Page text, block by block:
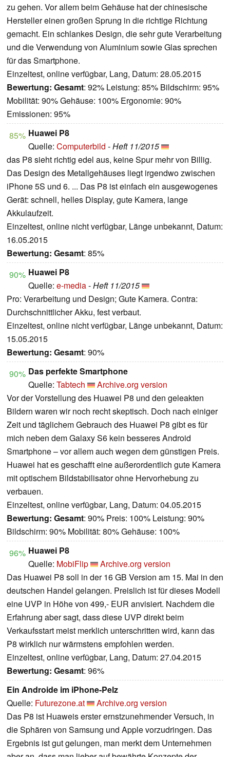
zu gehen. Vor allem beim Gehäuse hat der chinesische
Hersteller einen großen Sprung in die richtige Richtung
gemacht. Ein schlankes Design, die sehr gute Verarbeitung
und die Verwendung von Aluminium sowie Glas sprechen
für das Smartphone.
Einzeltest, online verfügbar, Lang, Datum: 28.05.2015
Bewertung: Gesamt: 92% Leistung: 85% Bildschirm: 95%
Mobilität: 90% Gehäuse: 100% Ergonomie: 90%
Emissionen: 95%
85% Huawei P8
Quelle: Computerbild -Heft 11/2015
das P8 sieht richtig edel aus, keine Spur mehr von Billig.
Das Design des Metallgehäuses liegt irgendwo zwischen
iPhone 5S und 6. ... Das P8 ist einfach ein ausgewogenes
Gerät: schnell, helles Display, gute Kamera, lange
Akkulaufzeit.
Einzeltest, online nicht verfügbar, Länge unbekannt, Datum:
16.05.2015
Bewertung: Gesamt: 85%
90% Huawei P8
Quelle: e-media-Heft 11/2015
Pro: Verarbeitung und Design; Gute Kamera. Contra:
Durchschnittlicher Akku, fest verbaut.
Einzeltest, online nicht verfügbar, Länge unbekannt, Datum:
15.05.2015
Bewertung: Gesamt: 90%
90% Das perfekte Smartphone
Quelle: Tabtech
Archive.org version
Vor der Vorstellung des Huawei P8 und den geleakten
Bildern waren wir noch recht skeptisch. Doch nach einiger
Zeit und täglichem Gebrauch des Huawei P8 gibt es für
mich neben dem Galaxy S6 kein besseres Android
Smartphone – vor allem auch wegen dem günstigen Preis.
Huawei hat es geschafft eine außerordentlich gute Kamera
mit optischem Bildstabilisator ohne Hervorhebung zu
verbauen.
Einzeltest, online verfügbar, Lang, Datum: 04.05.2015
Bewertung: Gesamt: 90% Preis: 100% Leistung: 90%
Bildschirm: 90% Mobilität: 80% Gehäuse: 100%
96% Huawei P8
Quelle: MobiFlip
Archive.org version
Das Huawei P8 soll in der 16 GB Version am 15. Mai in den
deutschen Handel gelangen. Preislich ist für dieses Modell
eine UVP in Höhe von 499,- EUR anvisiert. Nachdem die
Erfahrung aber sagt, dass diese UVP direkt beim
Verkaufsstart meist merklich unterschritten wird, kann das
P8 wirklich nur wärmstens empfohlen werden.
Einzeltest, online verfügbar, Lang, Datum: 27.04.2015
Bewertung: Gesamt: 96%
Ein Androide im iPhone-Pelz
Quelle: Futurezone.at
Archive.org version
Das P8 ist Huaweis erster ernstzunehmender Versuch, in
die Sphären von Samsung und Apple vorzudringen. Das
Ergebnis ist gut gelungen, man merkt dem Unternehmen